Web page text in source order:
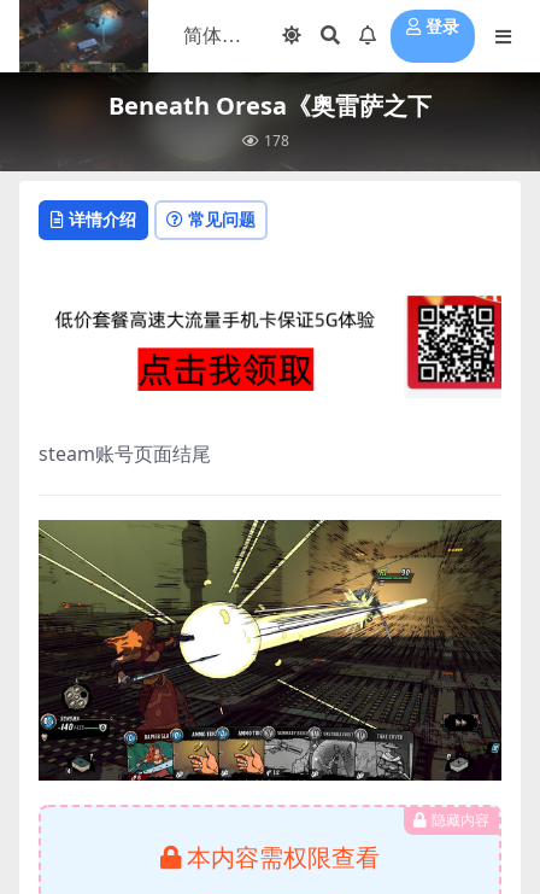
登录
Beneath Oresa《奥雷萨之下
178
详情介绍 常见问题
steam账号页面结尾
隐藏内容
本内容需权限查看